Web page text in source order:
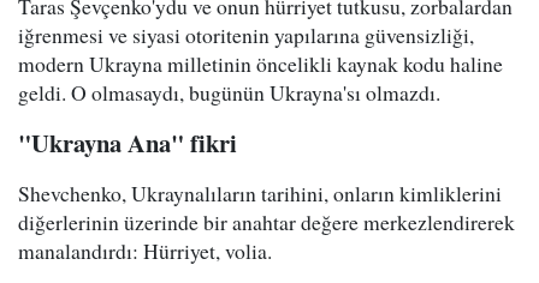
Taras Şevçenko'ydu ve onun hürriyet tutkusu, zorbalardan
iğrenmesi ve siyasi otoritenin yapılarına güvensizliği,
modern Ukrayna milletinin öncelikli kaynak kodu haline
geldi. O olmasaydı, bugünün Ukrayna'sı olmazdı.
"Ukrayna Ana" fikri
Shevchenko, Ukraynalıların tarihini, onların kimliklerini
diğerlerinin üzerinde bir anahtar değere merkezlendirerek
manalandırdı: Hürriyet, volia.